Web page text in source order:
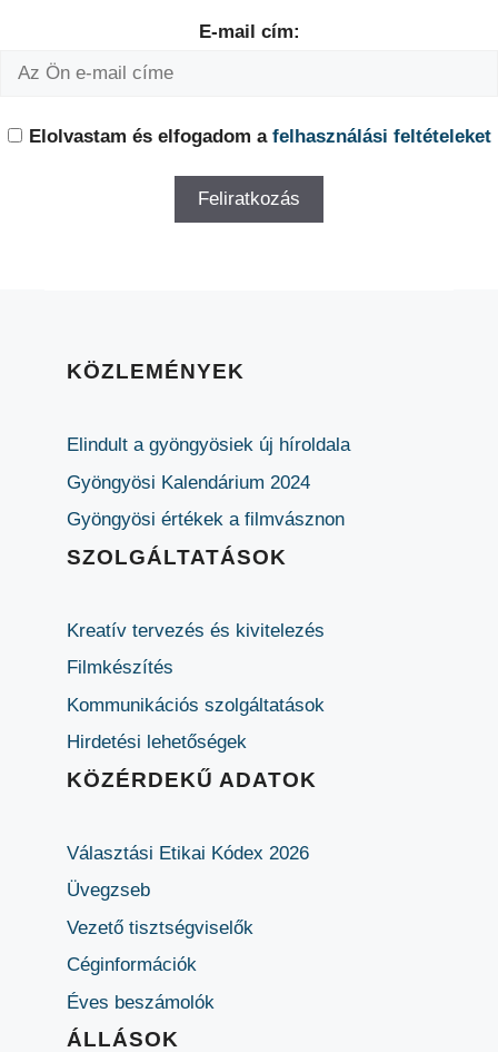
E-mail cím:
Elolvastam és elfogadom a felhasználási feltételeket
KÖZLEMÉNYEK
Elindult a gyöngyösiek új híroldala
Gyöngyösi Kalendárium 2024
Gyöngyösi értékek a filmvásznon
SZOLGÁLTATÁSOK
Kreatív tervezés és kivitelezés
Filmkészítés
Kommunikációs szolgáltatások
Hirdetési lehetőségek
KÖZÉRDEKŰ ADATOK
Választási Etikai Kódex 2026
Üvegzseb
Vezető tisztségviselők
Céginformációk
Éves beszámolók
ÁLLÁSOK